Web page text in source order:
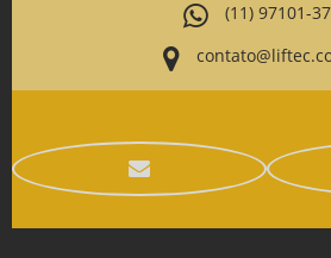
(11) 97101-